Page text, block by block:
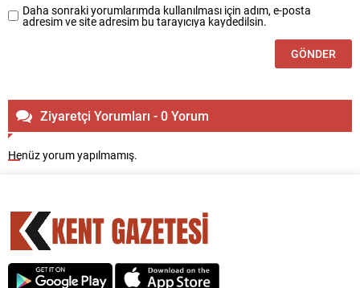
Daha sonraki yorumlarımda kullanılması için adım, e-posta
adresim ve site adresim bu tarayıcıya kaydedilsin.
Ziyaretçi Yorumları - 0 Yorum
Henüz yorum yapılmamış.